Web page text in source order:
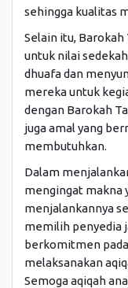
sehingga kualitas
Selain itu,
untuk nilai
dhuafa dan
mereka untuk
dengan Barokah
juga amal yang
membutuhkan.
Dalam
mengingat makna
menjalankannya
memilih penyedia
berkomitmen
melaksanakan
Semoga aqiqah